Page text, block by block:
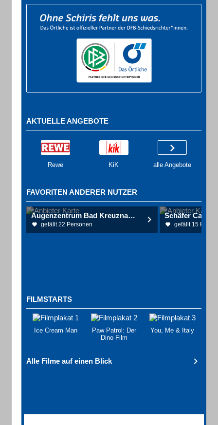
AKTUELLE ANGEBOTE
Rewe KiK alle Angebote
FAVORITEN ANDERER NUTZER
Augenzentrum Bad Kreuznach (Dres.med. T.Vinals, L.Piroth-Vinals, K. Schöpfer)
gefällt 22 Personen gefällt 15
FILMSTARTS
Ice Cream Man
Paw Patrol: Der
Dino Film
You, Me & Italy
Alle Filme auf einen Blick